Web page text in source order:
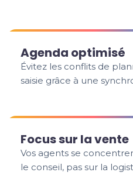
Agenda optimisé
Évitez les conflits de
saisie grâce à une
Focus sur la vente
Vos agents se
le conseil, pas sur la